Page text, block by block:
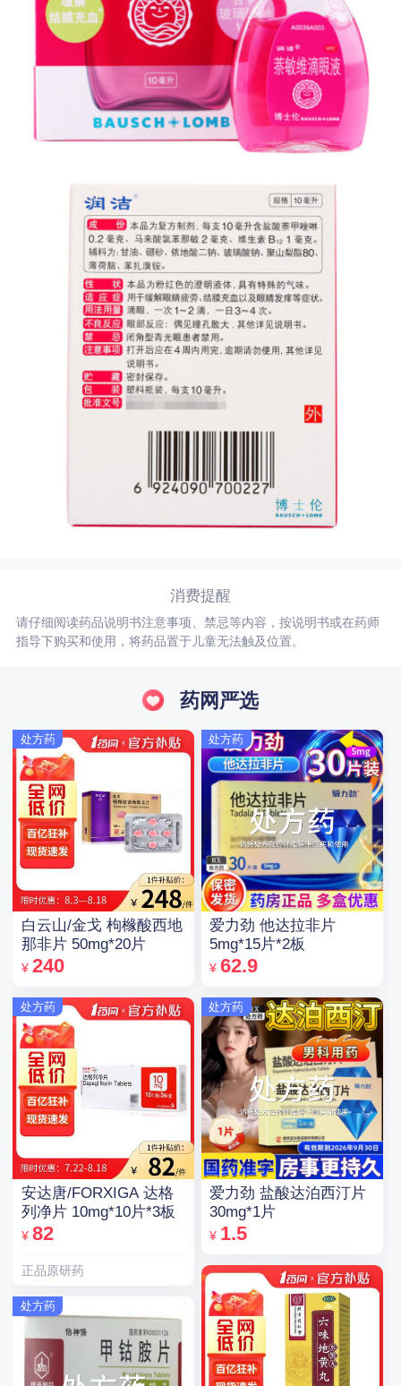
消费提醒
请仔细阅读药品说明书注意事项、禁忌等内容，按说明书或在药师
指导下购买和使用，将药品置于儿童无法触及位置。
药网严选
处方药
白云山/金戈 枸橼酸西地
那非片 50mg*20片
¥ 240
处方药
安达唐/FORXIGA 达格
列净片 10mg*10片*3板
¥ 82
正品原研药
处方药
处方药
爱力劲 他达拉非片
5mg*15片*2板
¥ 62.9
处方药
爱力劲 盐酸达泊西汀片
30mg*1片
¥ 1.5